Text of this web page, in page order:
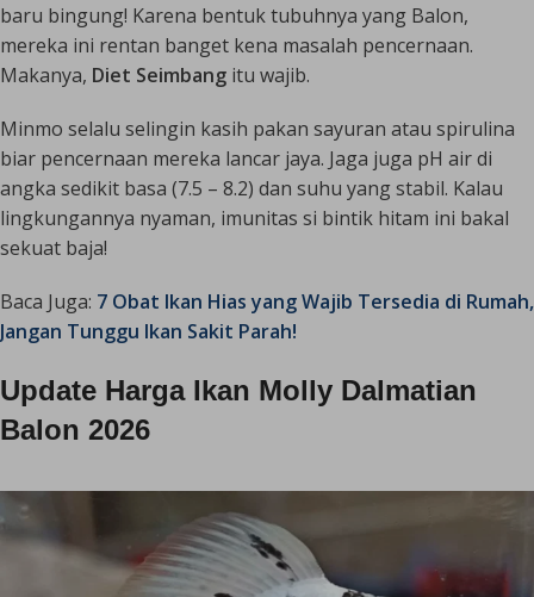
baru bingung! Karena bentuk tubuhnya yang Balon,
mereka ini rentan banget kena masalah pencernaan.
Makanya, Diet Seimbang itu wajib.
Minmo selalu selingin kasih pakan sayuran atau spirulina
biar pencernaan mereka lancar jaya. Jaga juga pH air di
angka sedikit basa (7.5 – 8.2) dan suhu yang stabil. Kalau
lingkungannya nyaman, imunitas si bintik hitam ini bakal
sekuat baja!
Baca Juga: 7 Obat Ikan Hias yang Wajib Tersedia di Rumah,
Jangan Tunggu Ikan Sakit Parah!
Update Harga Ikan Molly Dalmatian
Balon 2026